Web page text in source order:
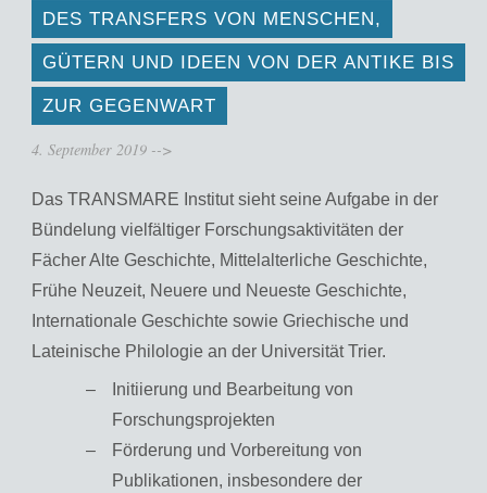
DES TRANSFERS VON MENSCHEN,
GÜTERN UND IDEEN VON DER ANTIKE BIS
ZUR GEGENWART
4. September 2019 -->
Das TRANSMARE Institut sieht seine Aufgabe in der
Bündelung vielfältiger Forschungsaktivitäten der
Fächer Alte Geschichte, Mittelalterliche Geschichte,
Frühe Neuzeit, Neuere und Neueste Geschichte,
Internationale Geschichte sowie Griechische und
Lateinische Philologie an der Universität Trier.
Initiierung und Bearbeitung von
Forschungsprojekten
Förderung und Vorbereitung von
Publikationen, insbesondere der